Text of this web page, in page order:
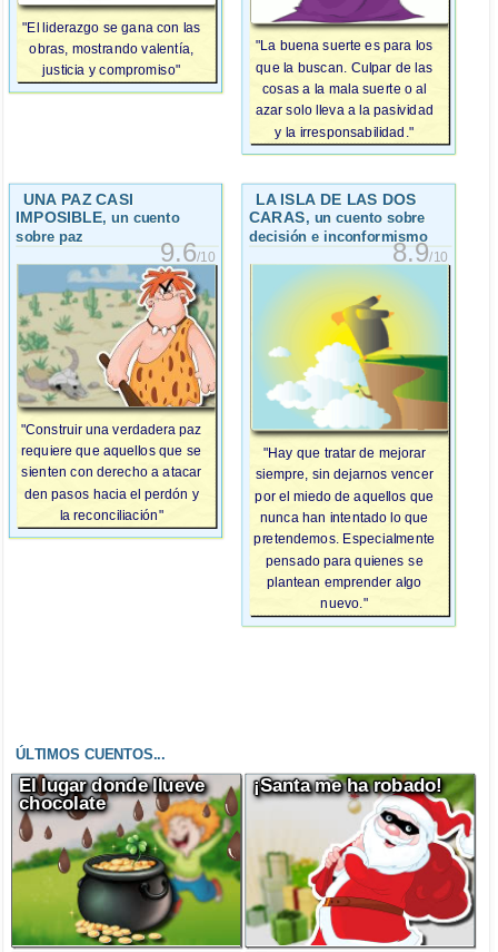
"El liderazgo se gana con las
obras, mostrando valentía,
justicia y compromiso"
"La buena suerte es para los
que la buscan. Culpar de las
cosas a la mala suerte o al
azar solo lleva a la pasividad
y la irresponsabilidad."
UNA PAZ CASI
IMPOSIBLE, un cuento
sobre paz
9.6/10
"Construir una verdadera paz
requiere que aquellos que se
sienten con derecho a atacar
den pasos hacia el perdón y
la reconciliación"
LA ISLA DE LAS DOS
CARAS, un cuento sobre
decisión e inconformismo
8.9/10
"Hay que tratar de mejorar
siempre, sin dejarnos vencer
por el miedo de aquellos que
nunca han intentado lo que
pretendemos. Especialmente
pensado para quienes se
plantean emprender algo
nuevo."
ÚLTIMOS CUENTOS...
El lugar donde llueve
chocolate
¡Santa me ha robado!